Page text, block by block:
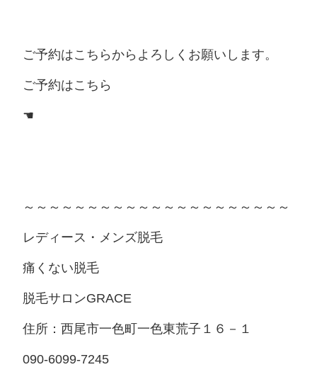
ご予約はこちらからよろしくお願いします。
ご予約はこちら
☚
～～～～～～～～～～～～～～～～～～～～～
レディース・メンズ脱毛
痛くない脱毛
脱毛サロンGRACE
住所：西尾市一色町一色東荒子１６－１
090-6099-7245